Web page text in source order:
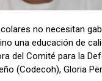
no necesitan
una educación de
del Comité para la
(Codecoh), Gloria